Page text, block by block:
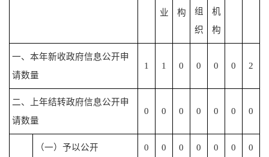
业
构
组
织
机
构
一、本年新收政府信息公开申
请数量
1 1 0 0 0 0 2
二、上年结转政府信息公开申
请数量
0 0 0 0 0 0 0
（一）予以公开 0 0 0 0 0 0 0